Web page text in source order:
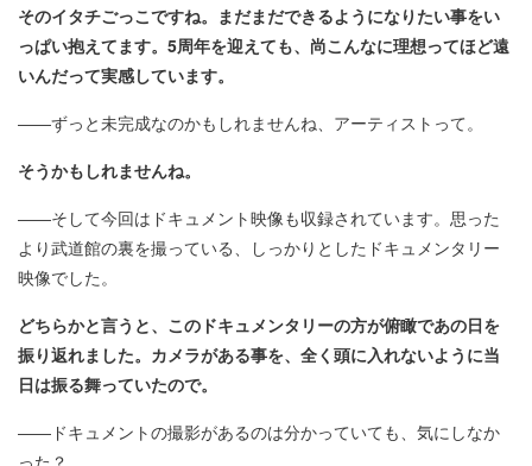
そのイタチごっこですね。まだまだできるようになりたい事をい
っぱい抱えてます。5周年を迎えても、尚こんなに理想ってほど遠
いんだって実感しています。
――ずっと未完成なのかもしれませんね、アーティストって。
そうかもしれませんね。
――そして今回はドキュメント映像も収録されています。思った
より武道館の裏を撮っている、しっかりとしたドキュメンタリー
映像でした。
どちらかと言うと、このドキュメンタリーの方が俯瞰であの日を
振り返れました。カメラがある事を、全く頭に入れないように当
日は振る舞っていたので。
――ドキュメントの撮影があるのは分かっていても、気にしなか